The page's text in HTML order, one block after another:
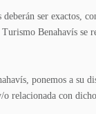
ser exactos,
Benahavís
ponemos a su
o relacionada con